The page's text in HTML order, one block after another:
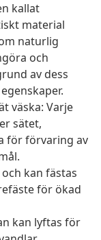
kallat
material
naturlig
och
av dess
väska: Varje
sätet,
för förvaring av
kan fästas
för ökad
kan lyftas för